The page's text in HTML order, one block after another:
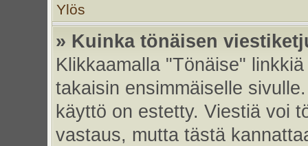
Ylös
» Kuinka tönäisen
Klikkaamalla "Tönäise"
takaisin ensimmäiselle
käyttö on estetty. Viestiä voi
vastaus, mutta tästä